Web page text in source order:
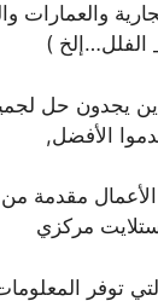
والعمارات
الفلل…إلخ )
يجدون حل
الأفضل,
مقدمة من
مركزي
الزبائن التي توفر